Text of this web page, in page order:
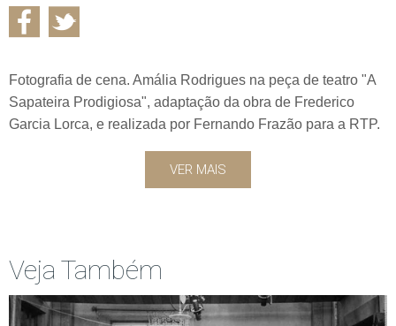
Fotografia de cena. Amália Rodrigues na peça de teatro "A
Sapateira Prodigiosa", adaptação da obra de Frederico
Garcia Lorca, e realizada por Fernando Frazão para a RTP.
VER MAIS
Veja Também